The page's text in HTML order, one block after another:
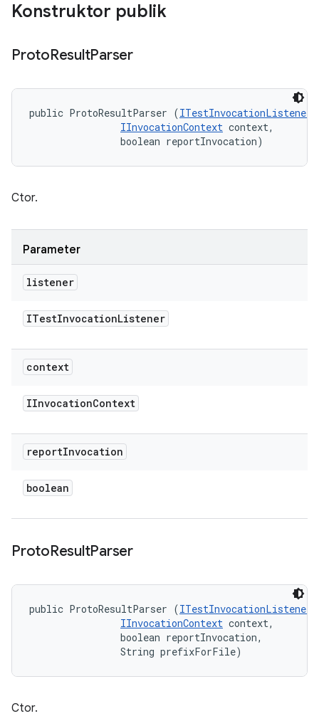
Konstruktor publik
ProtoResultParser
public ProtoResultParser (ITestInvocationListener
IInvocationContext context,
                boolean reportInvocation)
Ctor.
Parameter
listener
ITestInvocationListener
context
IInvocationContext
reportInvocation
boolean
ProtoResultParser
public ProtoResultParser (ITestInvocationListener
IInvocationContext context,
                boolean reportInvocation,
                String prefixForFile)
Ctor.